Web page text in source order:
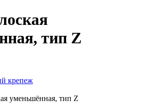
тип Z
крепеж
уменьшённая, тип Z